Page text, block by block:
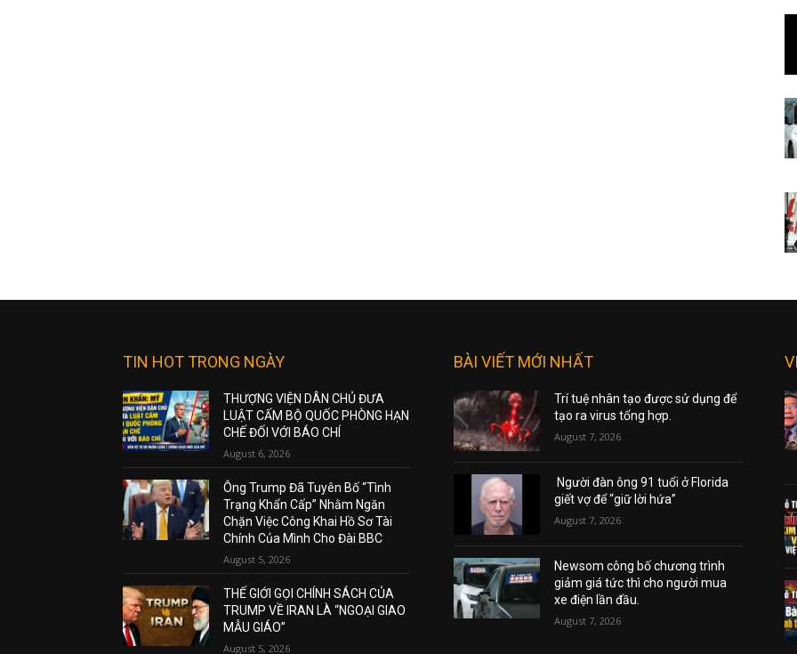
TIN HOT TRONG NGÀY
THƯỢNG VIỆN DÂN CHỦ ĐƯA
LUẬT CẤM BỘ QUỐC PHÒNG HẠN
CHẾ ĐỐI VỚI BÁO CHÍ
August 6, 2026
Ông Trump Đã Tuyên Bố “Tình
Trạng Khẩn Cấp” Nhằm Ngăn
Chặn Việc Công Khai Hồ Sơ Tài
Chính Của Mình Cho Đài BBC
August 5, 2026
THẾ GIỚI GỌI CHÍNH SÁCH CỦA
TRUMP VỀ IRAN LÀ “NGOẠI GIAO
MẪU GIÁO”
August 5, 2026
BÀI VIẾT MỚI NHẤT
Trí tuệ nhân tạo được sử dụng để
tạo ra virus tổng hợp.
August 7, 2026
Người đàn ông 91 tuổi ở Florida
giết vợ để “giữ lời hứa”
August 7, 2026
Newsom công bố chương trình
giảm giá tức thì cho người mua
xe điện lần đầu.
August 7, 2026